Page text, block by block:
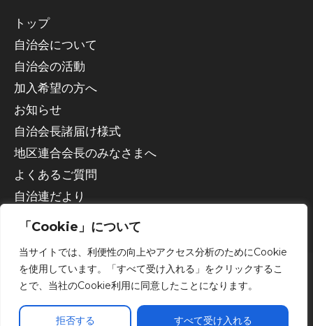
「Cookie」について
当サイトでは、利便性の向上やアクセス分析のためにCookie
を使用しています。「すべて受け入れる」をクリックするこ
とで、当社のCookie利用に同意したことになります。
拒否する すべて受け入れる
トップ
自治会について
自治会の活動
加入希望の方へ
お知らせ
自治会長諸届け様式
地区連合会長のみなさまへ
よくあるご質問
自治連だより